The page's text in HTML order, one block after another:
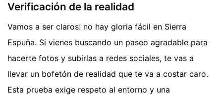
Verificación de la realidad
Vamos a ser claros: no hay gloria fácil en Sierra
Espuña. Si vienes buscando un paseo agradable para
hacerte fotos y subirlas a redes sociales, te vas a
llevar un bofetón de realidad que te va a costar caro.
Esta prueba exige respeto al entorno y una